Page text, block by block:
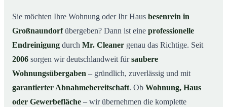
03Warum Mr. Cleaner in Großnaundorf?
04So läuft die Endreinigung in Großnaundorf ab
05Typische Anlässe für eine Endreinigung
07Jetzt Angebot anfordern
08So sieht eine professionelle Endreinigung in
Sie möchten Ihre Wohnung oder Ihr Haus besenrein in
Großnaundorfübergeben? Dann ist eine professionelle
Endreinigung durch Mr. Cleaner genau das Richtige. Seit
2006 sorgen wir deutschlandweit fürsaubere
Wohnungsübergaben – gründlich, zuverlässig und mit
garantierter Abnahmebereitschaft. Ob Wohnung, Haus
oder Gewerbefläche – wir übernehmen die komplette